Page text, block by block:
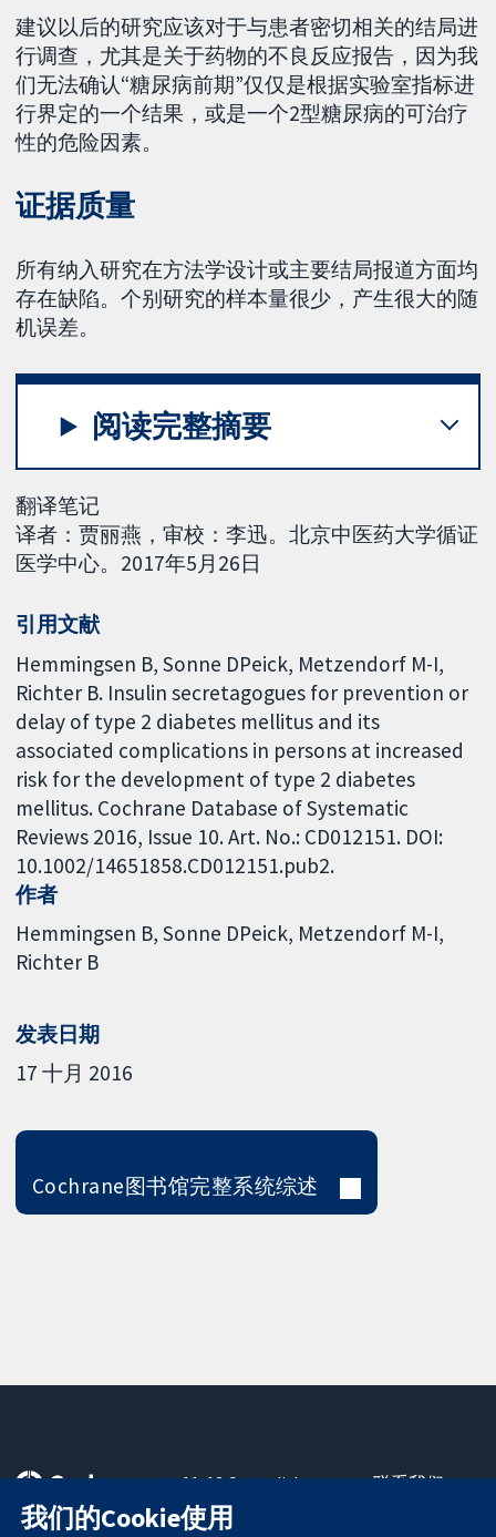
建议以后的研究应该对于与患者密切相关的结局进
行调查，尤其是关于药物的不良反应报告，因为我
们无法确认“糖尿病前期”仅仅是根据实验室指标进
行界定的一个结果，或是一个2型糖尿病的可治疗
性的危险因素。
证据质量
所有纳入研究在方法学设计或主要结局报道方面均
存在缺陷。个别研究的样本量很少，产生很大的随
机误差。
阅读完整摘要
翻译笔记
译者：贾丽燕，审校：李迅。北京中医药大学循证
医学中心。2017年5月26日
引用文献
Hemmingsen B, Sonne DPeick, Metzendorf M-I,
Richter B. Insulin secretagogues for prevention or
delay of type 2 diabetes mellitus and its
associated complications in persons at increased
risk for the development of type 2 diabetes
mellitus. Cochrane Database of Systematic
Reviews 2016, Issue 10. Art. No.: CD012151. DOI:
10.1002/14651858.CD012151.pub2.
作者
Hemmingsen B Sonne DPeick Metzendorf M-I
Richter B
发表日期
17 十月 2016
Cochrane图书馆完整系统综述
可信任的证据
11-13 Cavendish
Square
London
联系我们
我们的Cookie使用